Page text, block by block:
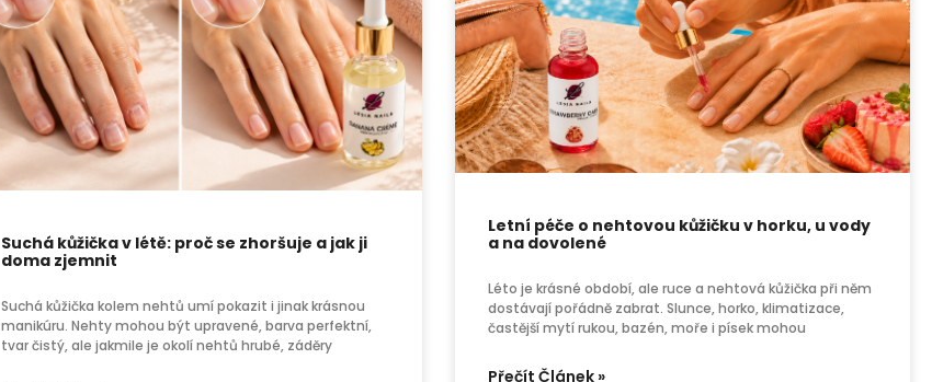
Suchá kůžička v létě: proč se zhoršuje a jak ji
doma zjemnit
Suchá kůžička kolem nehtů umí pokazit i jinak krásnou
manikúru. Nehty mohou být upravené, barva perfektní,
tvar čistý, ale jakmile je okolí nehtů hrubé, záděry
Letní péče o nehtovou kůžičku v horku, u vody
a na dovolené
Léto je krásné období, ale ruce a nehtová kůžička při něm
dostávají pořádně zabrat. Slunce, horko, klimatizace,
častější mytí rukou, bazén, moře i písek mohou
Přečít Článek »